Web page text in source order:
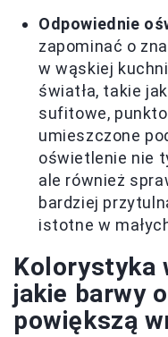
Odpowiednie
zapominać o
w wąskiej
światła, takie
sufitowe,
umieszczone
oświetlenie nie
ale również
bardziej
istotne w
Kolorystyka
jakie barwy
powiększą